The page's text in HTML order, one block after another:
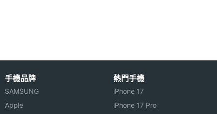
（120Hz 螢幕更新率）
◎ MediaTek Helio G99 八核心處理器
◎ 4GB RAM / 128GB ROM
◎ Wi-Fi 6、藍牙 5.2
主螢幕
解析度
2000x1200 pixels
主螢幕
手機品牌
SAMSUNG
Apple
熱門手機
iPhone 17
iPhone 17 Pro